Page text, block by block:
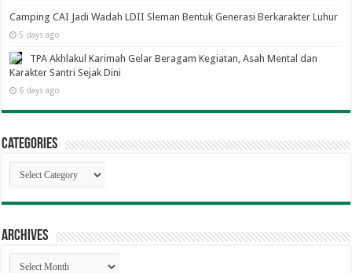
Camping CAI Jadi Wadah LDII Sleman Bentuk Generasi Berkarakter Luhur
5 days ago
TPA Akhlakul Karimah Gelar Beragam Kegiatan, Asah Mental dan
Karakter Santri Sejak Dini
6 days ago
Categories
Categories
Archives
Archives